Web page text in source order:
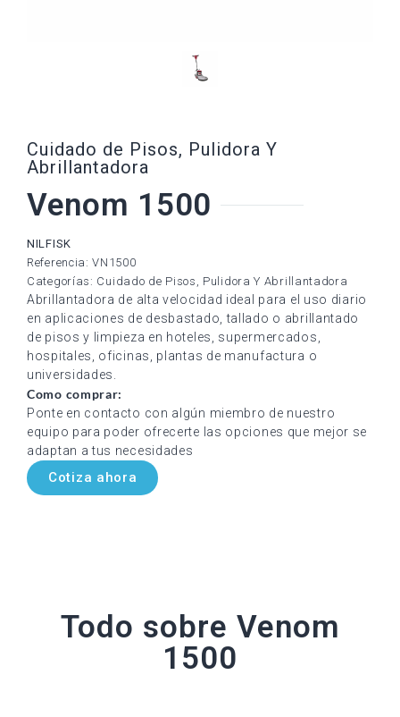
Cuidado de Pisos, Pulidora Y
Abrillantadora
Venom 1500
NILFISK
Referencia: VN1500
Categorías: Cuidado de Pisos , Pulidora Y Abrillantadora
Abrillantadora de alta velocidad ideal para el uso diario
en aplicaciones de desbastado, tallado o abrillantado
de pisos y limpieza en hoteles, supermercados,
hospitales, oficinas, plantas de manufactura o
universidades.
Como comprar:
Ponte en contacto con algún miembro de nuestro
equipo para poder ofrecerte las opciones que mejor se
adaptan a tus necesidades
Cotiza ahora
Todo sobre Venom
1500